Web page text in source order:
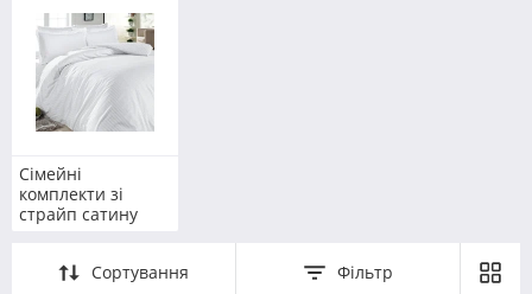
Сімейні
комплекти зі
страйп сатину
Сортування Фільтр